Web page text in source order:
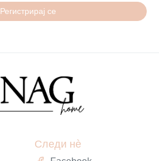
Регистрирај се
Следи нè